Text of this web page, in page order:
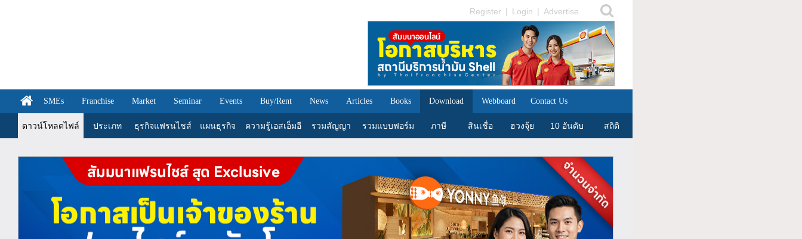
Register | Login | Advertise
SMEs Franchise Market Seminar Events Buy/Rent News Articles Books Download Webboard Contact Us
ดาวน์โหลดไฟล์ ประเภท ธุรกิจแฟรนไชส์ แผนธุรกิจ ความรู้เอสเอ็มอี รวมสัญญา รวมแบบฟอร์ม ภาษี สินเชื่อ ฮวงจุ้ย 10 อันดับ สถิติ